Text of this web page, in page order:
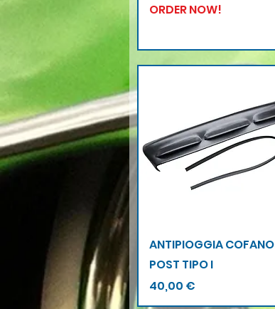
ORDER NOW!
Vista rapida
ANTIPIOGGIA COFANO
POST TIPO I
Prezzo
40,00 €